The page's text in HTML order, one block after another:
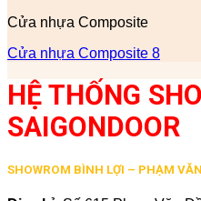
Cửa nhựa Composite
Cửa nhựa Composite 8
HỆ THỐNG
SAIGONDOOR
SHOWROM BÌNH LỢI – PHẠM